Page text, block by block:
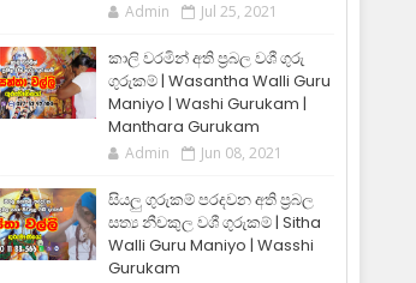
Admin Jul 25, 2021
කාලි වරමින් අති ප්‍රබල වශී ගුරු
ගුරුකම් | Wasantha Walli Guru
Maniyo | Washi Gurukam |
Manthara Gurukam
Admin Jun 08, 2021
සියලු ගුරුකම් පරදවන අති ප්‍රබල
සත්‍ය නීචකුල වශී ගුරුකම් | Sitha
Walli Guru Maniyo | Wasshi
Gurukam